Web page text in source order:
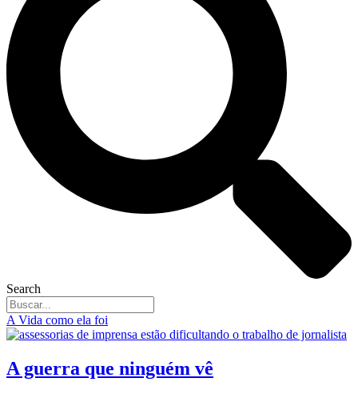
Search
A Vida como ela foi
A guerra que ninguém vê